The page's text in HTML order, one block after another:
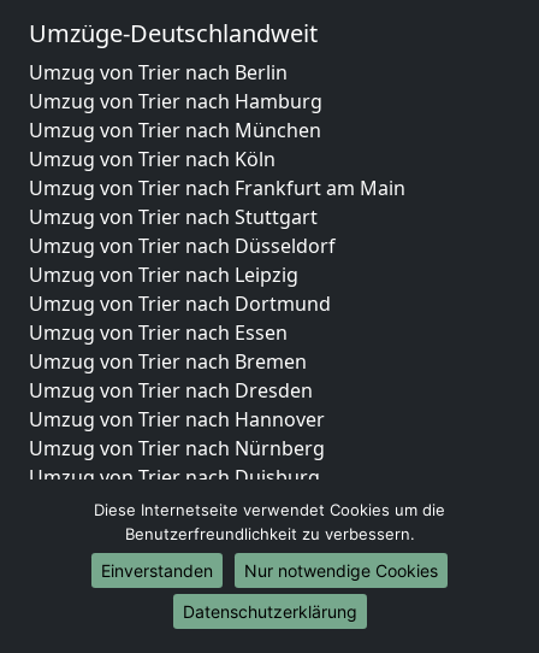
Umzüge-Deutschlandweit
Umzug von Trier nach Berlin
Umzug von Trier nach Hamburg
Umzug von Trier nach München
Umzug von Trier nach Köln
Umzug von Trier nach Frankfurt am Main
Umzug von Trier nach Stuttgart
Umzug von Trier nach Düsseldorf
Umzug von Trier nach Leipzig
Umzug von Trier nach Dortmund
Umzug von Trier nach Essen
Umzug von Trier nach Bremen
Umzug von Trier nach Dresden
Umzug von Trier nach Hannover
Umzug von Trier nach Nürnberg
Umzug von Trier nach Duisburg
Umzug von Trier nach Bochum
Umzug von Trier nach Wuppertal
Umzug von Trier nach Bielefeld
Umzug von Trier nach Bonn
Umzug von Trier nach Münster
Diese Internetseite verwendet Cookies um die
Benutzerfreundlichkeit zu verbessern.
Einverstanden
Nur notwendige Cookies
Datenschutzerklärung